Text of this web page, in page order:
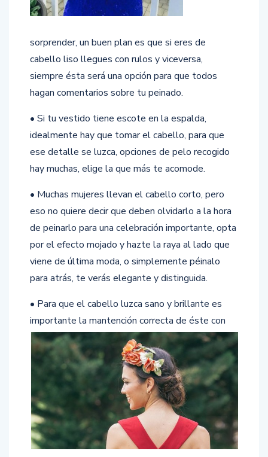
sorprender, un buen plan es que si eres de
cabello liso llegues con rulos y viceversa,
siempre ésta será una opción para que todos
hagan comentarios sobre tu peinado.
• Si tu vestido tiene escote en la espalda,
idealmente hay que tomar el cabello, para que
ese detalle se luzca, opciones de pelo recogido
hay muchas, elige la que más te acomode.
• Muchas mujeres llevan el cabello corto, pero
eso no quiere decir que deben olvidarlo a la hora
de peinarlo para una celebración importante, opta
por el efecto mojado y hazte la raya al lado que
viene de última moda, o simplemente péinalo
para atrás, te verás elegante y distinguida.
• Para que el cabello luzca sano y brillante es
importante la mantención correcta de éste con